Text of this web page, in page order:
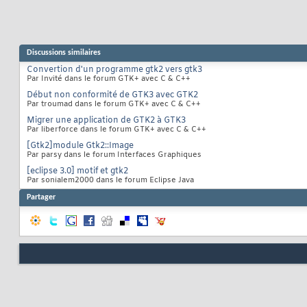
Discussions similaires
Convertion d'un programme gtk2 vers gtk3
Par Invité dans le forum GTK+ avec C & C++
Début non conformité de GTK3 avec GTK2
Par troumad dans le forum GTK+ avec C & C++
Migrer une application de GTK2 à GTK3
Par liberforce dans le forum GTK+ avec C & C++
[Gtk2]module Gtk2::Image
Par parsy dans le forum Interfaces Graphiques
[eclipse 3.0] motif et gtk2
Par sonialem2000 dans le forum Eclipse Java
Partager